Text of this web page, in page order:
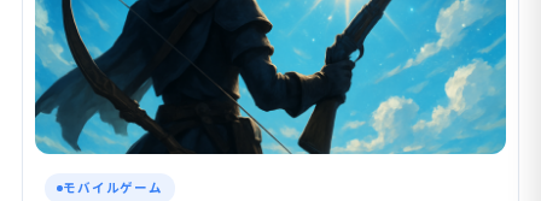
モバイルゲーム